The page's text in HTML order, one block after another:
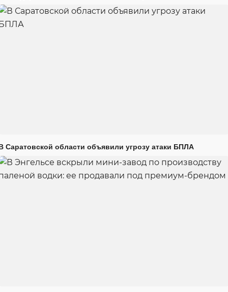
Саратовской области объявили угрозу атаки БПЛА